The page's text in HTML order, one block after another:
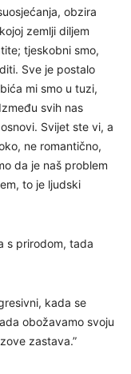
obzira
zemlji diljem
tjeskobni smo,
Sve je postalo
mi smo u tuzi,
svih nas
Svijet ste vi, a
ne romantično,
da je naš problem
to je ljudski
s prirodom, tada
kada se
obožavamo svoju
zastava.”